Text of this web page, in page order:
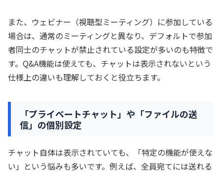
また、ウェビナー（視聴型ミーティング）に参加している
場合は、通常のミーティングと異なり、デフォルトで参加
者同士のチャットが禁止されている設定が多いのも特徴で
す。Q&A機能は使えても、チャットは表示されないという
仕様上の違いも理解しておくと役立ちます。
「プライベートチャット」や「ファイルの送
信」の個別設定
チャット自体は表示されていても、「特定の機能が使えな
い」という悩みも多いです。例えば、全員宛てには送れる